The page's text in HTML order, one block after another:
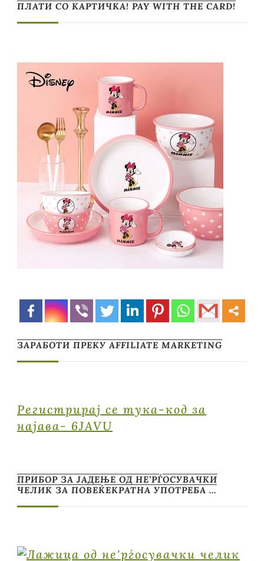
ПЛАТИ СО КАРТИЧКА! PAY WITH THE CARD!
ЗАРАБОТИ ПРЕКУ AFFILIATE MARKETING
Регистрирај се тука-код за
најава- 6JAVU
ПРИБОР ЗА ЈАДЕЊЕ ОД НЕ’РЃОСУВАЧКИ
ЧЕЛИК ЗА ПОВЕЌЕКРАТНА УПОТРЕБА …